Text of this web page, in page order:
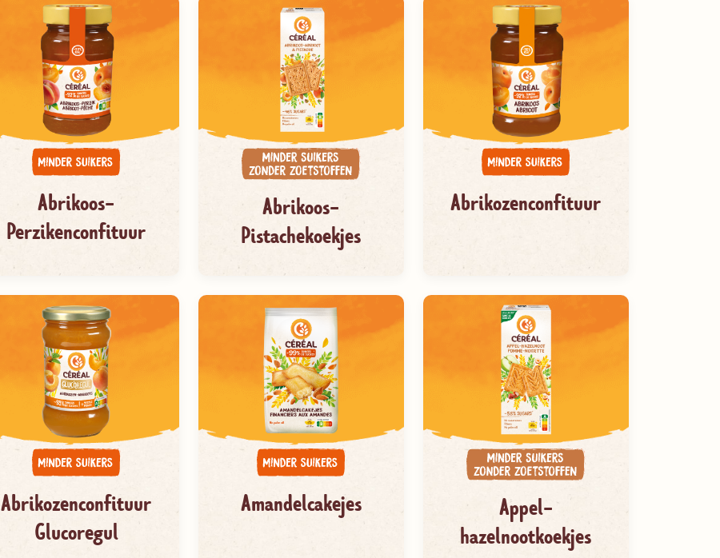
Abrikoos-
Perzikenconfituur
Abrikoos-
Pistachekoekjes
Abrikozenconfituur
Abrikozenconfituur
Glucoregul
Amandelcakejes
Appel-
hazelnootkoekjes